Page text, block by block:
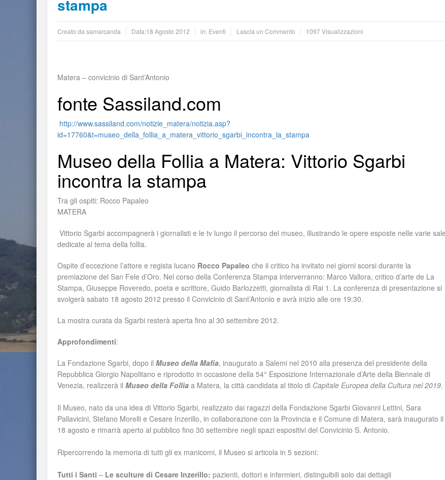
stampa
Creato da samarcanda Data:18 Agosto 2012 in: Eventi Lascia un Commento 1097 Visualizzazioni
Matera – convicinio di Sant’Antonio
fonte Sassiland.com
http://www.sassiland.com/notizie_matera/notizia.asp?
id=17760&t=museo_della_follia_a_matera_vittorio_sgarbi_incontra_la_stampa
Museo della Follia a Matera: Vittorio Sgarbi
incontra la stampa
Tra gli ospiti: Rocco Papaleo
MATERA
Vittorio Sgarbi accompagnerà i giornalisti e le tv lungo il percorso del museo, illustrando le opere esposte nelle varie sale
dedicate al tema della follia.
Ospite d’eccezione l’attore e regista lucano Rocco Papaleo che il critico ha invitato nei giorni scorsi durante la
premiazione del San Fele d’Oro. Nel corso della Conferenza Stampa interverranno: Marco Vallora, critico d’arte de La
Stampa, Giuseppe Roveredo, poeta e scrittore, Guido Barlozzetti, giornalista di Rai 1. La conferenza di presentazione si
svolgerà sabato 18 agosto 2012 presso il Convicinio di Sant’Antonio e avrà inizio alle ore 19:30.
La mostra curata da Sgarbi resterà aperta fino al 30 settembre 2012.
Approfondimenti:
La Fondazione Sgarbi, dopo il Museo della Mafia, inaugurato a Salemi nel 2010 alla presenza del presidente della
Repubblica Giorgio Napolitano e riprodotto in occasione della 54° Esposizione Internazionale d’Arte della Biennale di
Venezia, realizzerà il Museo della Follia a Matera, la città candidata al titolo di Capitale Europea della Cultura nel 2019.
Il Museo, nato da una idea di Vittorio Sgarbi, realizzato dai ragazzi della Fondazione Sgarbi Giovanni Lettini, Sara
Pallavicini, Stefano Morelli e Cesare Inzerillo, in collaborazione con la Provincia e il Comune di Matera, sarà inaugurato il
18 agosto e rimarrà aperto al pubblico fino 30 settembre negli spazi espositivi del Convicinio S. Antonio.
Ripercorrendo la memoria di tutti gli ex manicomi, il Museo si articola in 5 sezioni:
Tutti i Santi – Le sculture di Cesare Inzerillo: pazienti, dottori e infermieri, distinguibili solo dai dettagli